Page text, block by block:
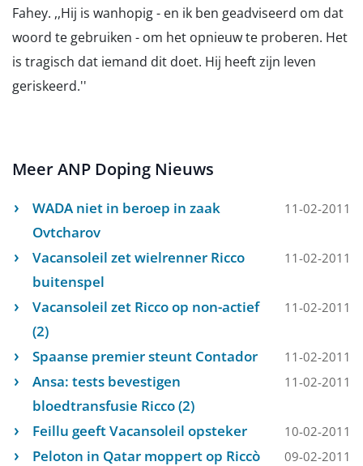
Fahey. ,,Hij is wanhopig - en ik ben geadviseerd om dat
woord te gebruiken - om het opnieuw te proberen. Het
is tragisch dat iemand dit doet. Hij heeft zijn leven
geriskeerd.''
Meer ANP Doping Nieuws
WADA niet in beroep in zaak
Ovtcharov
11-02-2011
Vacansoleil zet wielrenner Ricco
buitenspel
11-02-2011
Vacansoleil zet Ricco op non-actief
(2)
11-02-2011
Spaanse premier steunt Contador 11-02-2011
Ansa: tests bevestigen
bloedtransfusie Ricco (2)
11-02-2011
Feillu geeft Vacansoleil opsteker 10-02-2011
Peloton in Qatar moppert op Riccò
09-02-2011